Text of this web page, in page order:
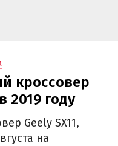
кроссовер
2019 году
Geely SX11,
на